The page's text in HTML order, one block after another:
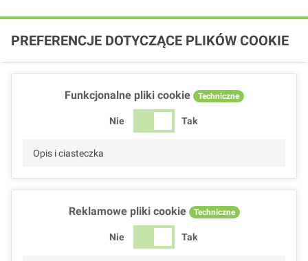
PREFERENCJE DOTYCZĄCE PLIKÓW COOKIE
Funkcjonalne pliki cookie Techniczne
Nie Tak
Opis i ciasteczka
Reklamowe pliki cookie Techniczne
Nie Tak